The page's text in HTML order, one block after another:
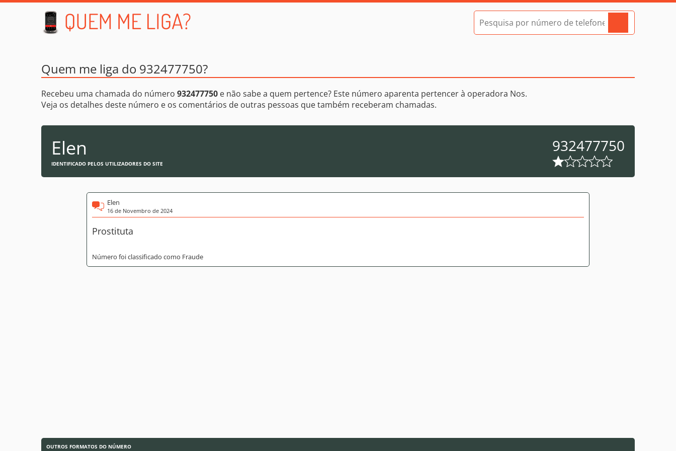
Quem me liga do 932477750?
Recebeu uma chamada do número 932477750 e não sabe a quem pertence? Este número aparenta pertencer à operadora Nos.
Veja os detalhes deste número e os comentários de outras pessoas que também receberam chamadas.
Elen
IDENTIFICADO PELOS UTILIZADORES DO SITE
932477750
Elen
16 de Novembro de 2024
Prostituta
Número foi classificado como Fraude
OUTROS FORMATOS DO NÚMERO